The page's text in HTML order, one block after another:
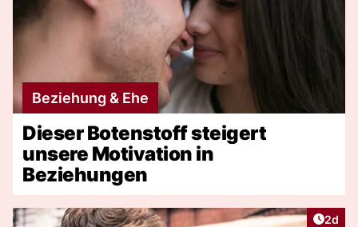
Beziehung & Ehe
Dieser Botenstoff steigert
unsere Motivation in
Beziehungen
2d